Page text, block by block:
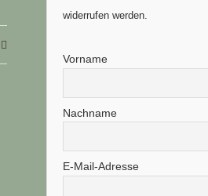
widerrufen werden.
Vorname
Nachname
E-Mail-Adresse